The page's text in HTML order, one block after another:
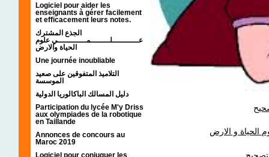
Logiciel pour aider les
enseignants à gérer facilement
et efficacement leurs notes.
الجذع المشترك
عـــــــــــلــــــــمــــــــــــي علوم
الحياة والارض
Une journée inoubliable
التلاميذ المتفوقين على صعيد
الموسسة
دليل المسالك الباكالوريا الدولية
Participation du lycée M'y Driss
aux olympiades de la robotique
en Taillande
Annonces de concours au
Maroc 2019
Logiciel pour conjuguer les